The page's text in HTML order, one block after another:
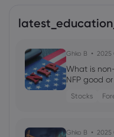
Ghko B 2025
What is
NFP good
Stocks
Ghko B 2025